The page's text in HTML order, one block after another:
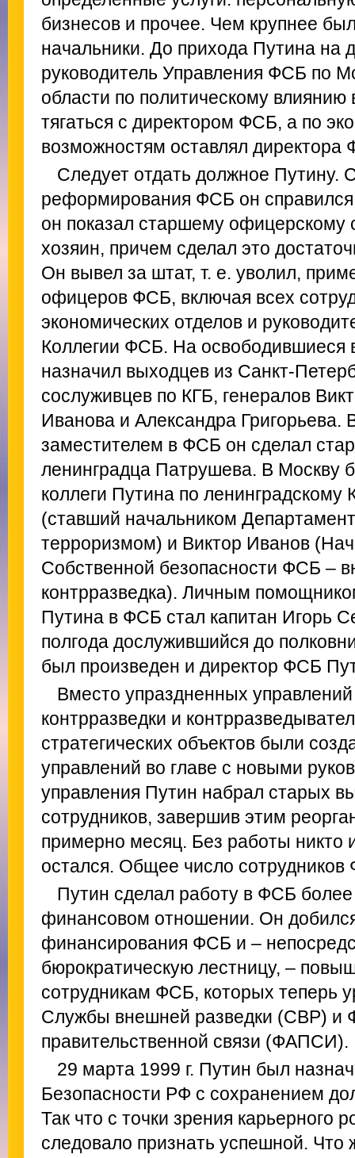
бизнесов и прочее. Чем крупнее
начальники. До прихода Путина на
руководитель Управления ФСБ по
области по политическому влиянию
тягаться с директором ФСБ, а по
возможностям оставлял директора
Следует отдать должное Путину.
реформирования ФСБ он
он показал старшему офицерскому
хозяин, причем сделал это
Он вывел за штат, т. е. уволил,
офицеров ФСБ, включая всех
экономических отделов и
Коллегии ФСБ. На освободившиеся
назначил выходцев из Санкт-
сослуживцев по КГБ, генералов
Иванова и Александра Григорьева.
заместителем в ФСБ он сделал
ленинградца Патрушева. В Москву
коллеги Путина по
(ставший начальником
терроризмом) и Виктор Иванов
Собственной безопасности ФСБ –
контрразведка). Личным
Путина в ФСБ стал капитан Игорь
полгода дослужившийся до
был произведен и директор ФСБ
Вместо упраздненных
контрразведки и
стратегических объектов были
управлений во главе с новыми
управления Путин набрал старых
сотрудников, завершив этим
примерно месяц. Без работы никто
остался. Общее число
Путин сделал работу в ФСБ более
финансовом отношении. Он
финансирования ФСБ и –
бюрократическую лестницу, –
сотрудникам ФСБ, которых теперь
Службы внешней разведки (СВР) и
правительственной связи (ФАПСИ).
29 марта 1999 г. Путин был
Безопасности РФ с сохранением
Так что с точки зрения карьерного
следовало признать успешной. Что